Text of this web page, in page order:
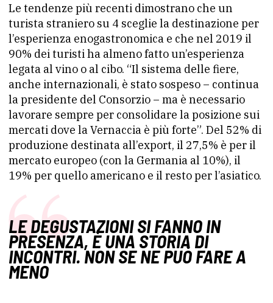
Le tendenze più recenti dimostrano che un
turista straniero su 4 sceglie la destinazione per
l’esperienza enogastronomica e che nel 2019 il
90% dei turisti ha almeno fatto un’esperienza
legata al vino o al cibo. “Il sistema delle fiere,
anche internazionali, è stato sospeso – continua
la presidente del Consorzio – ma è necessario
lavorare sempre per consolidare la posizione sui
mercati dove la Vernaccia è più forte”. Del 52% di
produzione destinata all’export, il 27,5% è per il
mercato europeo (con la Germania al 10%), il
19% per quello americano e il resto per l’asiatico.
LE DEGUSTAZIONI SI FANNO IN
PRESENZA, È UNA STORIA DI
INCONTRI. NON SE NE PUÒ FARE A
MENO